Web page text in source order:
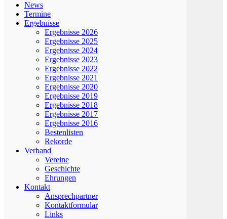
News
Termine
Ergebnisse
Ergebnisse 2026
Ergebnisse 2025
Ergebnisse 2024
Ergebnisse 2023
Ergebnisse 2022
Ergebnisse 2021
Ergebnisse 2020
Ergebnisse 2019
Ergebnisse 2018
Ergebnisse 2017
Ergebnisse 2016
Bestenlisten
Rekorde
Verband
Vereine
Geschichte
Ehrungen
Kontakt
Ansprechpartner
Kontaktformular
Links